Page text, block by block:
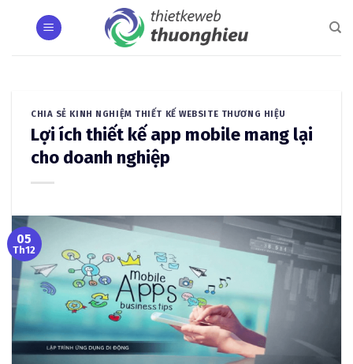
CHIA SẺ KINH NGHIỆM THIẾT KẾ WEBSITE THƯƠNG HIỆU
Lợi ích thiết kế app mobile mang lại
cho doanh nghiệp
05
Th12